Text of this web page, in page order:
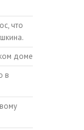
что
доме
в